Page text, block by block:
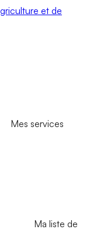
et de
Mes services
Ma liste de